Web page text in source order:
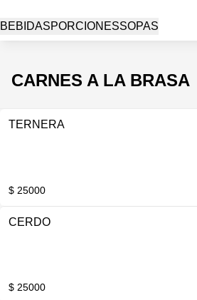
BEBIDASPORCIONESSOPAS
CARNES A LA BRASA
TERNERA
$ 25000
CERDO
$ 25000